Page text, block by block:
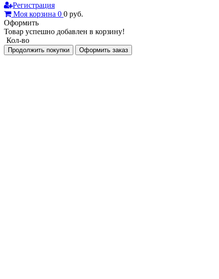
Регистрация
Моя корзина 0 0 руб.
Оформить
Товар успешно добавлен в корзину!
Кол-во
Продолжить покупки Оформить заказ